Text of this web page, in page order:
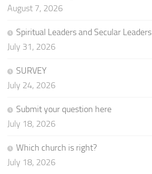
August 7, 2026
Spiritual Leaders and Secular Leaders
July 31, 2026
SURVEY
July 24, 2026
Submit your question here
July 18, 2026
Which church is right?
July 18, 2026